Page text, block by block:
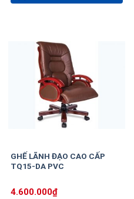
GHẾ LÃNH ĐẠO CAO CẤP
TQ15-DA PVC
4.600.000₫